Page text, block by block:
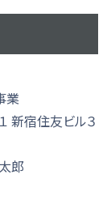
業
宿住友ビル３
郎